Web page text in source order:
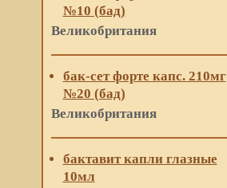
№10 (бад)
Великобритания
бак-сет форте капс. 210мг
№20 (бад)
Великобритания
бактавит капли глазные
10мл